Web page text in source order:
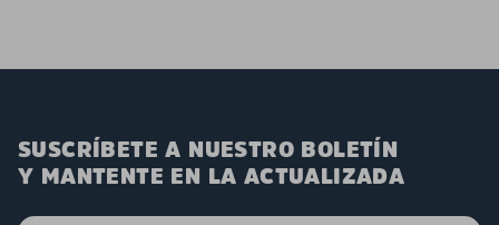
SUSCRÍBETE A NUESTRO BOLETÍN
Y MANTENTE EN LA ACTUALIZADA